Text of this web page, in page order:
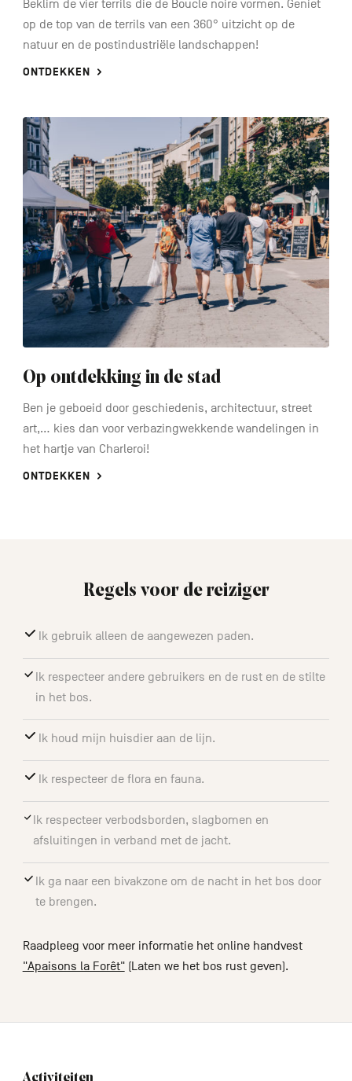
Beklim de vier terrils die de Boucle noire vormen. Geniet
op de top van de terrils van een 360° uitzicht op de
natuur en de postindustriële landschappen!
ONTDEKKEN
Op ontdekking in de stad
Ben je geboeid door geschiedenis, architectuur, street
art,... kies dan voor verbazingwekkende wandelingen in
het hartje van Charleroi!
ONTDEKKEN
See
more
Regels voor de reiziger
Ik gebruik alleen de aangewezen paden.
Ik respecteer andere gebruikers en de rust en de stilte
in het bos.
Ik houd mijn huisdier aan de lijn.
Ik respecteer de flora en fauna.
Ik respecteer verbodsborden, slagbomen en
afsluitingen in verband met de jacht.
Ik ga naar een bivakzone om de nacht in het bos door
te brengen.
Raadpleeg voor meer informatie het online handvest
"Apaisons la Forêt"(Laten we het bos rust geven).
Navigation